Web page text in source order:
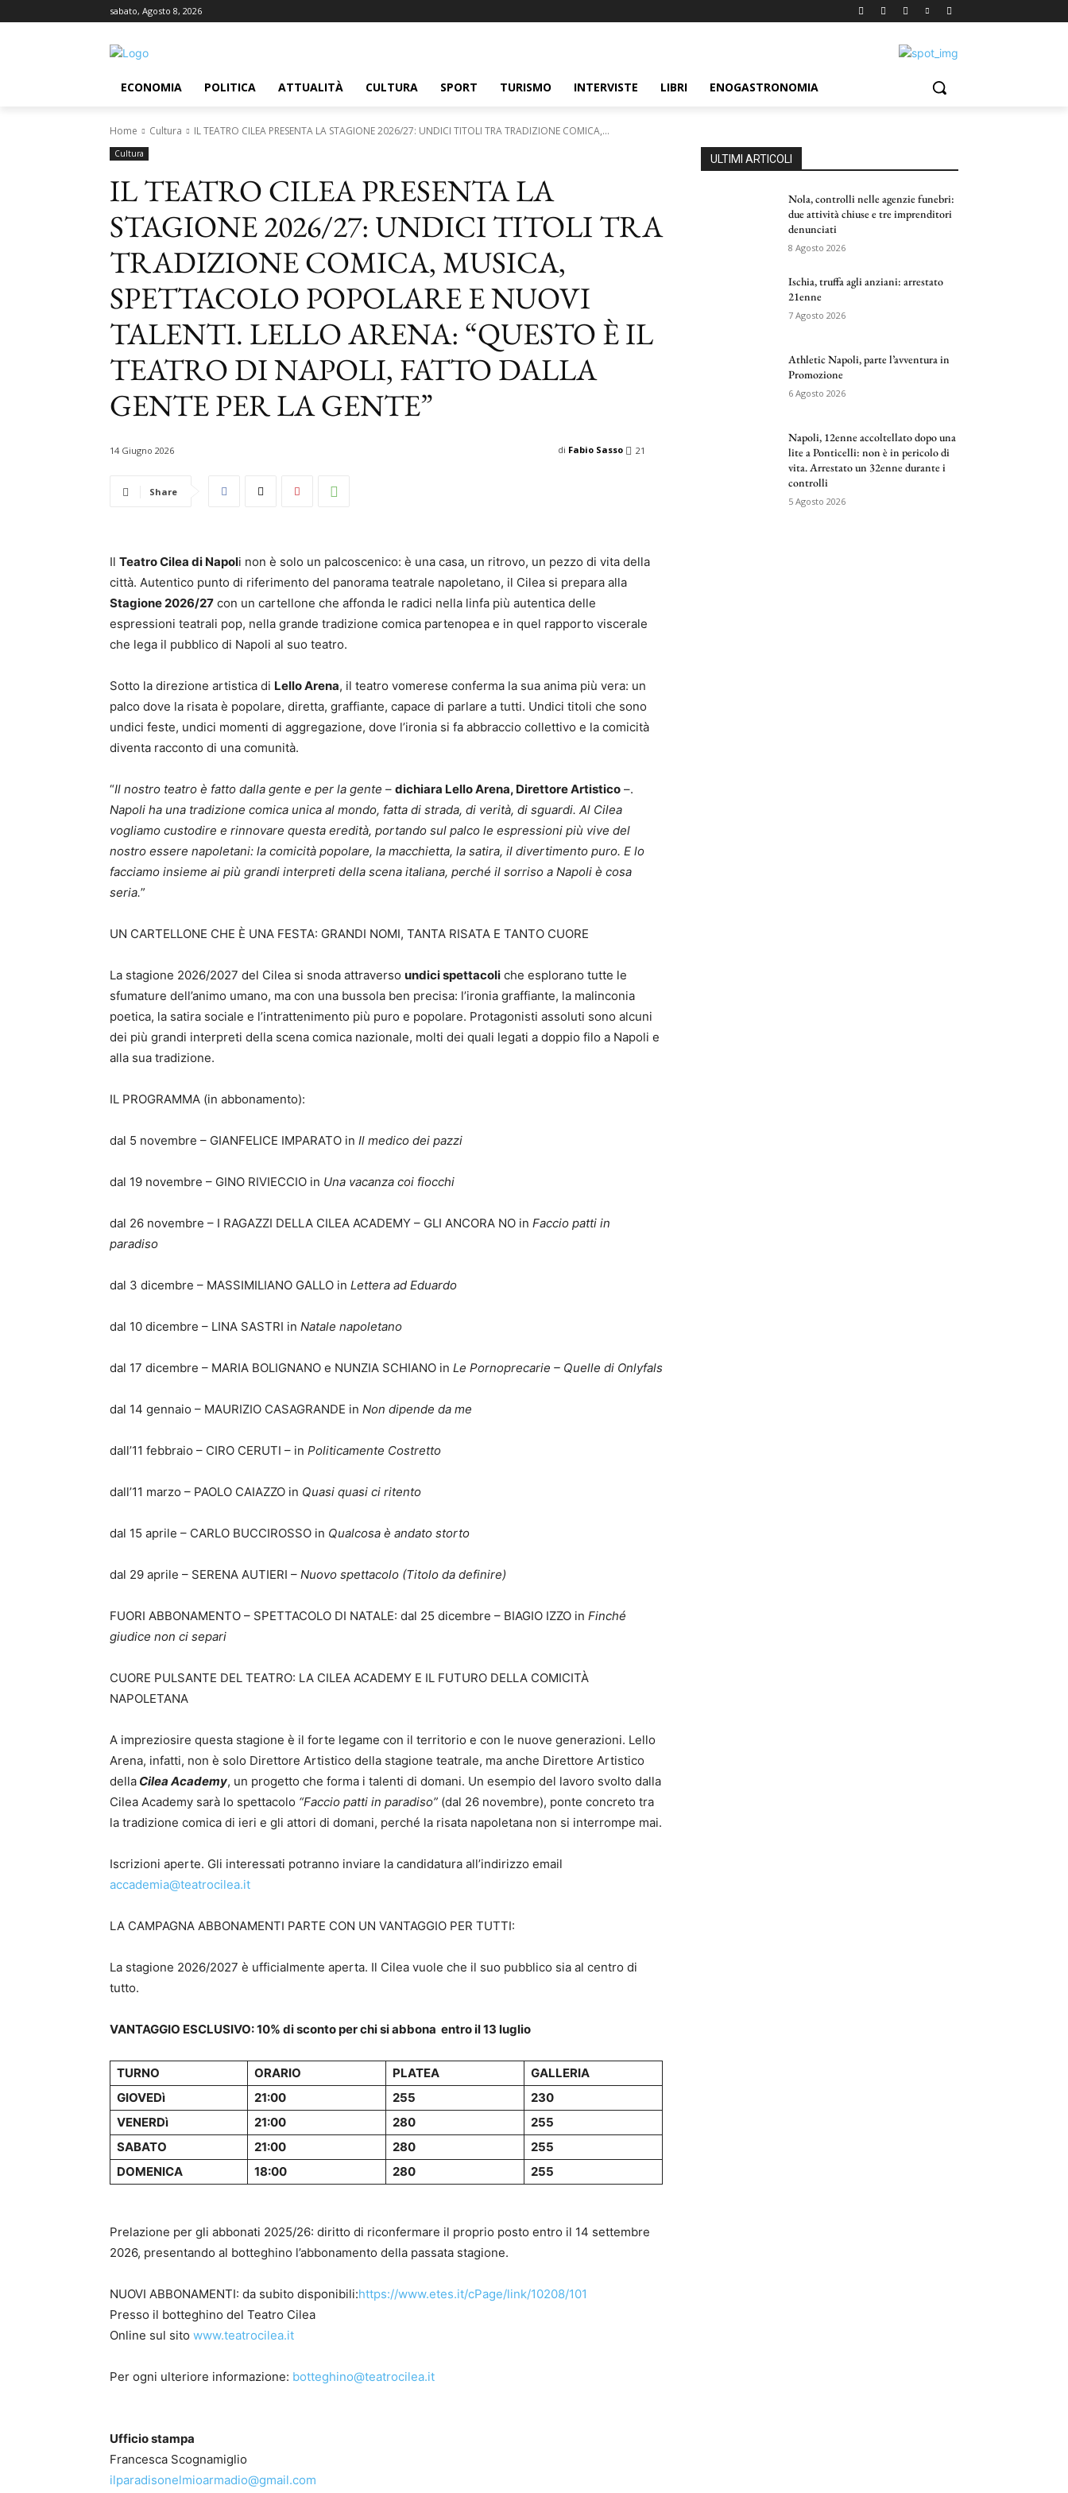
sabato, Agosto 8, 2026
ECONOMIA POLITICA ATTUALITÀ CULTURA SPORT TURISMO INTERVISTE LIBRI ENOGASTRONOMIA
Home Cultura IL TEATRO CILEA PRESENTA LA STAGIONE 2026/27: UNDICI TITOLI TRA TRADIZIONE COMICA,...
Cultura
IL TEATRO CILEA PRESENTA LA
STAGIONE 2026/27: UNDICI TITOLI TRA
TRADIZIONE COMICA, MUSICA,
SPETTACOLO POPOLARE E NUOVI
TALENTI. LELLO ARENA: “QUESTO È IL
TEATRO DI NAPOLI, FATTO DALLA
GENTE PER LA GENTE”
14 Giugno 2026 21
di Fabio Sasso
Share
Il Teatro Cilea di Napoli non è solo un palcoscenico: è una casa, un ritrovo, un pezzo di vita della
città. Autentico punto di riferimento del panorama teatrale napoletano, il Cilea si prepara alla
Stagione 2026/27 con un cartellone che affonda le radici nella linfa più autentica delle
espressioni teatrali pop, nella grande tradizione comica partenopea e in quel rapporto viscerale
che lega il pubblico di Napoli al suo teatro.
Sotto la direzione artistica di Lello Arena, il teatro vomerese conferma la sua anima più vera: un
palco dove la risata è popolare, diretta, graffiante, capace di parlare a tutti. Undici titoli che sono
undici feste, undici momenti di aggregazione, dove l’ironia si fa abbraccio collettivo e la comicità
diventa racconto di una comunità.
“Il nostro teatro è fatto dalla gente e per la gente – dichiara Lello Arena, Direttore Artistico –.
Napoli ha una tradizione comica unica al mondo, fatta di strada, di verità, di sguardi. Al Cilea
vogliamo custodire e rinnovare questa eredità, portando sul palco le espressioni più vive del
nostro essere napoletani: la comicità popolare, la macchietta, la satira, il divertimento puro. E lo
facciamo insieme ai più grandi interpreti della scena italiana, perché il sorriso a Napoli è cosa
seria.”
UN CARTELLONE CHE È UNA FESTA: GRANDI NOMI, TANTA RISATA E TANTO CUORE
La stagione 2026/2027 del Cilea si snoda attraverso undici spettacoli che esplorano tutte le
sfumature dell’animo umano, ma con una bussola ben precisa: l’ironia graffiante, la malinconia
poetica, la satira sociale e l’intrattenimento più puro e popolare. Protagonisti assoluti sono alcuni
dei più grandi interpreti della scena comica nazionale, molti dei quali legati a doppio filo a Napoli e
alla sua tradizione.
IL PROGRAMMA (in abbonamento):
dal 5 novembre – GIANFELICE IMPARATO in Il medico dei pazzi
dal 19 novembre – GINO RIVIECCIO in Una vacanza coi fiocchi
dal 26 novembre – I RAGAZZI DELLA CILEA ACADEMY – GLI ANCORA NO in Faccio patti in
paradiso
dal 3 dicembre – MASSIMILIANO GALLO in Lettera ad Eduardo
dal 10 dicembre – LINA SASTRI in Natale napoletano
dal 17 dicembre – MARIA BOLIGNANO e NUNZIA SCHIANO in Le Pornoprecarie – Quelle di Onlyfals
dal 14 gennaio – MAURIZIO CASAGRANDE in Non dipende da me
dall’11 febbraio – CIRO CERUTI – in Politicamente Costretto
dall’11 marzo – PAOLO CAIAZZO in Quasi quasi ci ritento
dal 15 aprile – CARLO BUCCIROSSO in Qualcosa è andato storto
dal 29 aprile – SERENA AUTIERI – Nuovo spettacolo (Titolo da definire)
FUORI ABBONAMENTO – SPETTACOLO DI NATALE: dal 25 dicembre – BIAGIO IZZO in Finché
giudice non ci separi
CUORE PULSANTE DEL TEATRO: LA CILEA ACADEMY E IL FUTURO DELLA COMICITÀ
NAPOLETANA
A impreziosire questa stagione è il forte legame con il territorio e con le nuove generazioni. Lello
Arena, infatti, non è solo Direttore Artistico della stagione teatrale, ma anche Direttore Artistico
della Cilea Academy, un progetto che forma i talenti di domani. Un esempio del lavoro svolto dalla
Cilea Academy sarà lo spettacolo “Faccio patti in paradiso” (dal 26 novembre), ponte concreto tra
la tradizione comica di ieri e gli attori di domani, perché la risata napoletana non si interrompe mai.
Iscrizioni aperte. Gli interessati potranno inviare la candidatura all’indirizzo email
accademia@teatrocilea.it
LA CAMPAGNA ABBONAMENTI PARTE CON UN VANTAGGIO PER TUTTI:
La stagione 2026/2027 è ufficialmente aperta. Il Cilea vuole che il suo pubblico sia al centro di
tutto.
VANTAGGIO ESCLUSIVO: 10% di sconto per chi si abbona entro il 13 luglio
TURNO ORARIO PLATEA
GALLERIA
GIOVEDì
21:00 255
230
VENERDì
21:00 280
255
SABATO
21:00 280
255
DOMENICA
18:00 280 255
Prelazione per gli abbonati 2025/26: diritto di riconfermare il proprio posto entro il 14 settembre
2026, presentando al botteghino l’abbonamento della passata stagione.
NUOVI ABBONAMENTI: da subito disponibili:https://www.etes.it/cPage/link/10208/101
Presso il botteghino del Teatro Cilea
Online sul sito www.teatrocilea.it
Per ogni ulteriore informazione: botteghino@teatrocilea.it
Ufficio stampa
Francesca Scognamiglio
ilparadisonelmioarmadio@gmail.com
ULTIMI ARTICOLI
Nola, controlli nelle agenzie funebri:
due attività chiuse e tre imprenditori
denunciati
8 Agosto 2026
Ischia, truffa agli anziani: arrestato
21enne
7 Agosto 2026
Athletic Napoli, parte l’avventura in
Promozione
6 Agosto 2026
Napoli, 12enne accoltellato dopo una
lite a Ponticelli: non è in pericolo di
vita. Arrestato un 32enne durante i
controlli
5 Agosto 2026